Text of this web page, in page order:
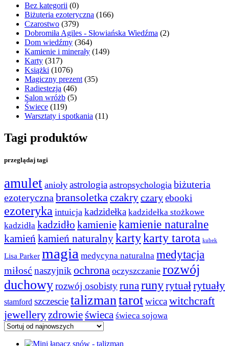
Bez kategorii (0)
Biżuteria ezoteryczna (166)
Czarostwo (379)
Dobromiła Agiles - Słowiańska Wiedźma (2)
Dom wiedźmy (364)
Kamienie i minerały (149)
Karty (317)
Książki (1076)
Magiczny prezent (35)
Radiestezja (46)
Salon wróżb (5)
Świece (119)
Warsztaty i spotkania (11)
Tagi produktów
przeglądaj tagi
amulet anioły astrologia astropsychologia biżuteria
ezoteryczna bransoletkaczakryczaryebooki
ezoteryka intuicja kadzidełka kadzidełka stożkowe
kadzidła kadzidło kamieniekamienie naturalne
kamień kamień naturalnykartykarty tarota kubek
Lisa Parker magia medycyna naturalna medytacja
miłosć naszyjnik ochrona oczyszczanie rozwój
duchowyrozwój osobistyrunarunyrytuałrytuały
stamford szczescietalizmantarotwiccawitchcraft
jewelleryzdrowieświeca świeca sojowa